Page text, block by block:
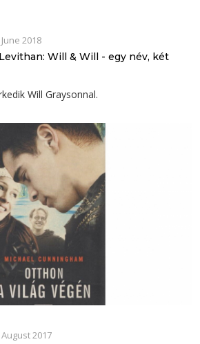
June 2018
Will & Will - egy név, két
Will Graysonnal.
August 2017